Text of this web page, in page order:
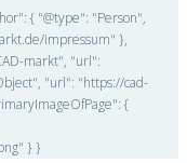
{ "@type": "Person",
impressum" },
markt", "url":
"url": "https://cad-
{
} }